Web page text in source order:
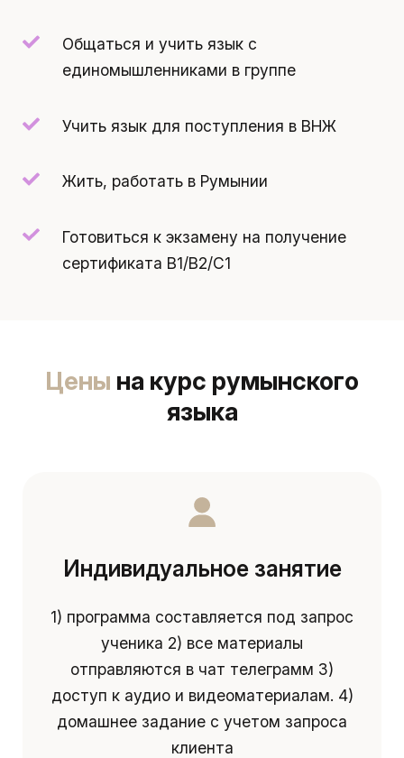
Общаться и учить язык с
единомышленниками в группе
Учить язык для поступления в ВНЖ
Жить, работать в Румынии
Готовиться к экзамену на получение
сертификата B1/B2/C1
Цены на курс румынского
языка
Индивидуальное занятие
1) программа составляется под запрос
ученика 2) все материалы
отправляются в чат телеграмм 3)
доступ к аудио и видеоматериалам. 4)
домашнее задание с учетом запроса
клиента